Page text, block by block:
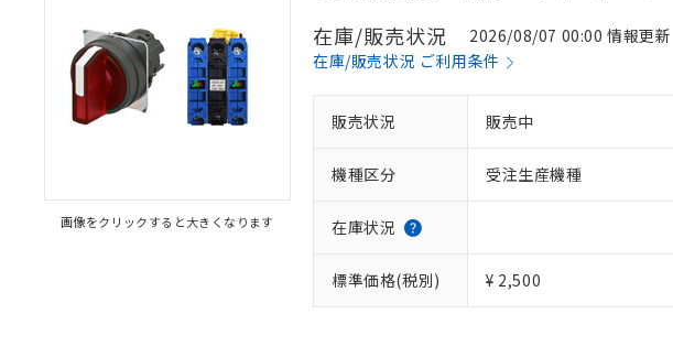
画像をクリックすると大きくなります
在庫/販売状況
2026/08/07 00:00 情報更新
在庫/販売状況 ご利用条件
販売状況 販売中
機種区分 受注生産機種
在庫状況
標準価格(税別) ¥ 2,500